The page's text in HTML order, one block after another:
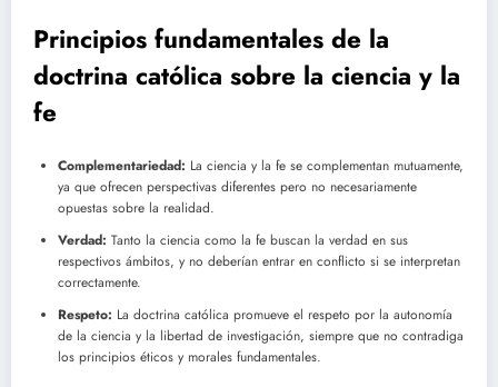
Principios fundamentales de la
doctrina católica sobre la ciencia y la
fe
Complementariedad: La ciencia y la fe se complementan mutuamente,
ya que ofrecen perspectivas diferentes pero no necesariamente
opuestas sobre la realidad.
Verdad: Tanto la ciencia como la fe buscan la verdad en sus
respectivos ámbitos, y no deberían entrar en conflicto si se interpretan
correctamente.
Respeto: La doctrina católica promueve el respeto por la autonomía
de la ciencia y la libertad de investigación, siempre que no contradiga
los principios éticos y morales fundamentales.